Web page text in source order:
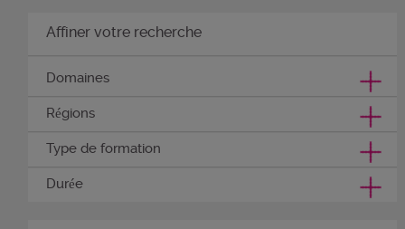
Affiner votre recherche
Domaines
Régions
Type de formation
Durée